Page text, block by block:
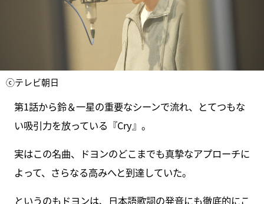
ⓒテレビ朝日
第1話から鈴＆一星の重要なシーンで流れ、とてつもな
い吸引力を放っている『Cry』。
実はこの名曲、ドヨンのどこまでも真摯なアプローチに
よって、さらなる高みへと到達していた。
というのもドヨンは、日本語歌詞の発音にも徹底的にこ